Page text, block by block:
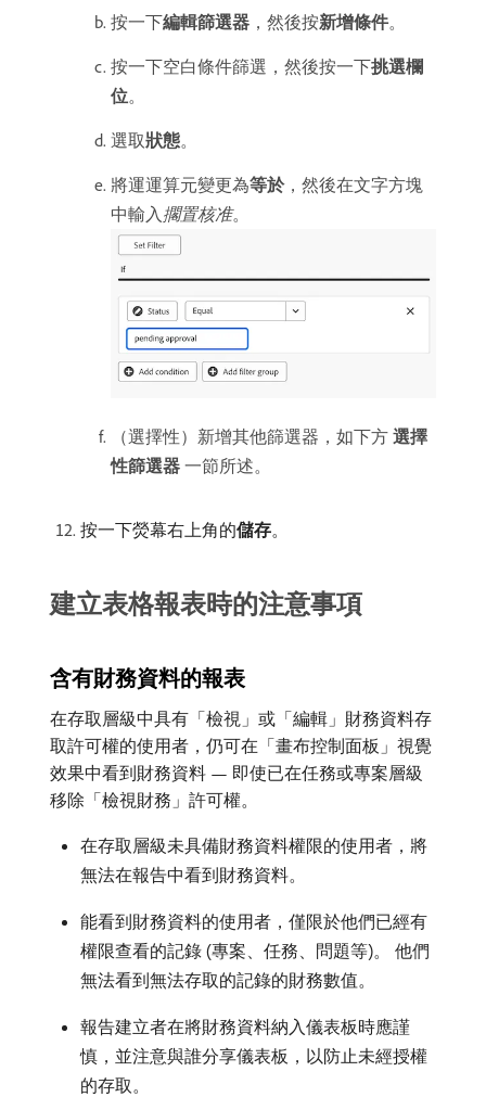
按一下​編輯篩選器 ，然後按​新增條件。
按一下空白條件篩選，然後按一下​挑選欄
位。
選取​狀態。
將運運算元變更為​等於，然後在文字方塊
中輸入​ 擱置核准。
（選擇性）新增其他篩選器，如下方​ 選擇
性篩選器 ​一節所述。
按一下熒幕右上角的​儲存。
建立表格報表時的注意事項
含有財務資料的報表
在存取層級中具有「檢視」或「編輯」財務資料存
取許可權的使用者，仍可在「畫布控制面板」視覺
效果中看到財務資料 — 即使已在任務或專案層級
移除「檢視財務」許可權。
在存取層級未具備財務資料權限的使用者，將
無法在報告中看到財務資料。
能看到財務資料的使用者，僅限於他們已經有
權限查看的記錄 (專案、任務、問題等)。 他們
無法看到無法存取的記錄的財務數值。
報告建立者在將財務資料納入儀表板時應謹
慎，並注意與誰分享儀表板，以防止未經授權
的存取。